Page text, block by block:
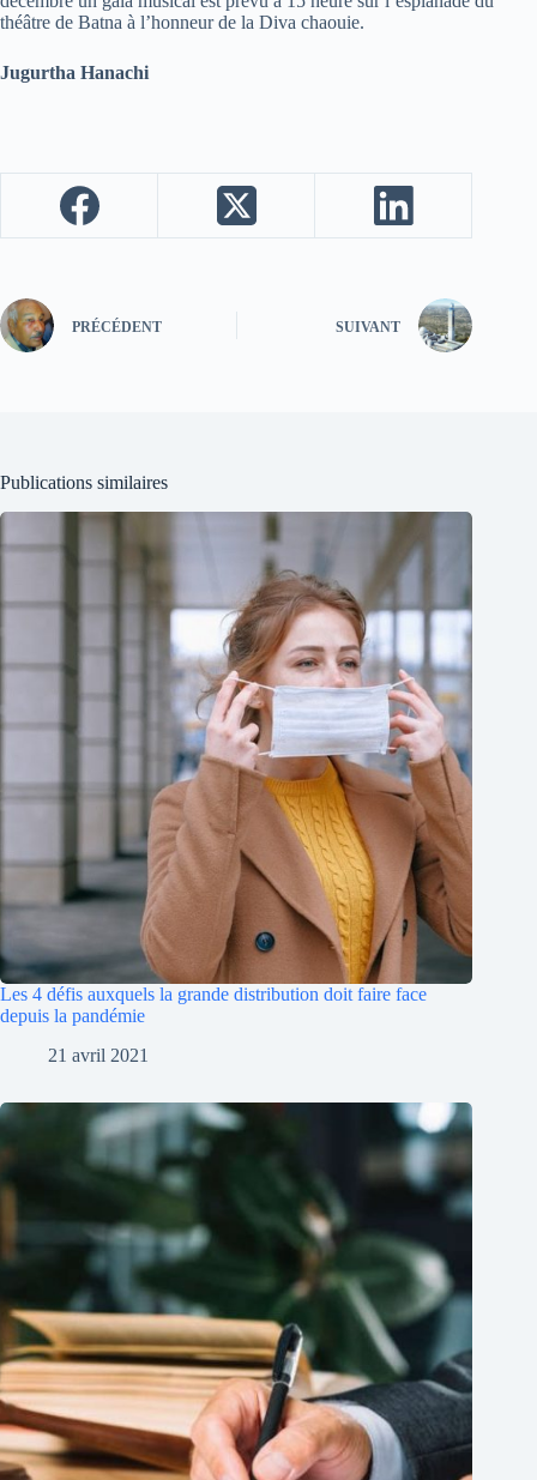
théâtre de Batna à l’honneur de la Diva chaouie.
Jugurtha Hanachi
PRÉCÉDENT SUIVANT
Publications similaires
Les 4 défis auxquels la grande distribution doit faire face
depuis la pandémie
21 avril 2021